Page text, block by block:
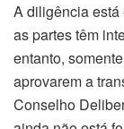
A diligência está
as partes têm
entanto,
aprovarem a
Conselho